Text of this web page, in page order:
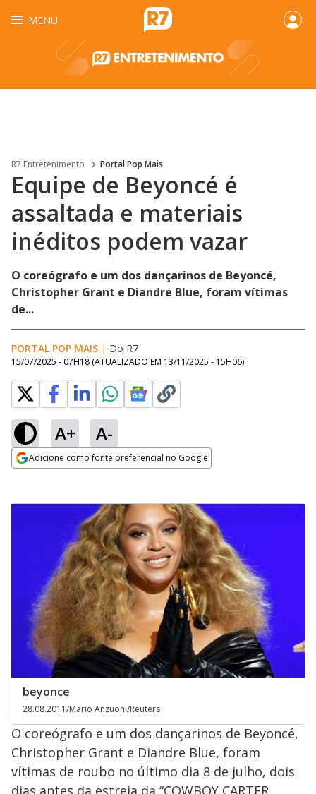
MENU
R7 Entretenimento Portal Pop Mais
Equipe de Beyoncé é
assaltada e materiais
inéditos podem vazar
O coreógrafo e um dos dançarinos de Beyoncé,
Christopher Grant e Diandre Blue, foram vítimas
de...
PORTAL POP MAIS | Do R7
15/07/2025 - 07H18 (ATUALIZADO EM 13/11/2025 - 15H06)
A+ A-
Adicione como fonte preferencial no Google
beyonce
28.08.2011/Mario Anzuoni/Reuters
O coreógrafo e um dos dançarinos de Beyoncé,
Christopher Grant e Diandre Blue, foram
vítimas de roubo no último dia 8 de julho, dois
dias antes da estreia da “COWBOY CARTER